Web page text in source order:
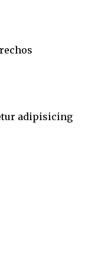
adipisicing